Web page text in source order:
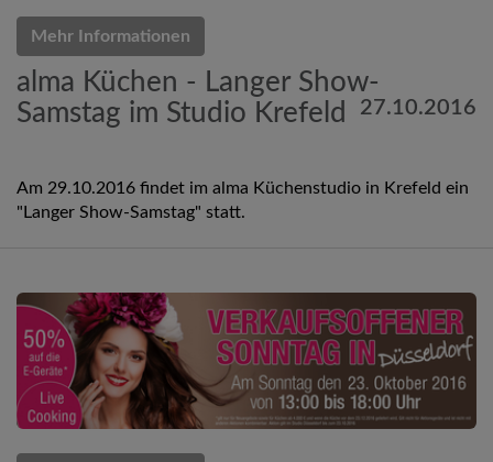
Mehr Informationen
alma Küchen - Langer Show-
Samstag im Studio Krefeld
27.10.2016
Am 29.10.2016 findet im alma Küchenstudio in Krefeld ein
"Langer Show-Samstag" statt.